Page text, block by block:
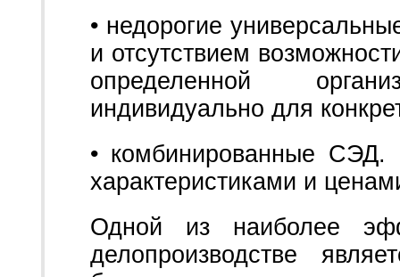
• недорогие
и отсутствием
определенной
индивидуально для
• комбинированные СЭД.
характеристиками и
Одной из наиболее
делопроизводстве